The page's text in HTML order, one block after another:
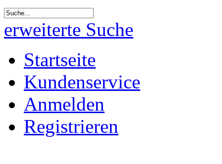
erweiterte Suche
Startseite
Kundenservice
Anmelden
Registrieren